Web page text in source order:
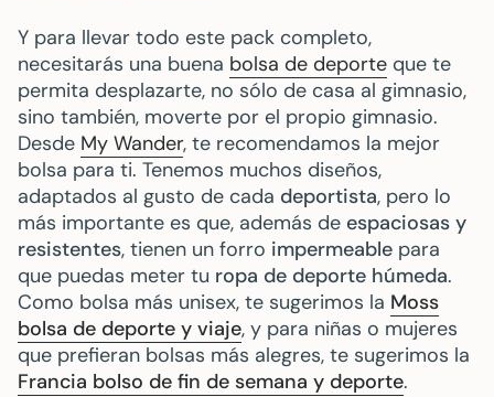
Y para llevar todo este pack completo,
necesitarás una buena bolsa de deporte que te
permita desplazarte, no sólo de casa al gimnasio,
sino también, moverte por el propio gimnasio.
Desde My Wander, te recomendamos la mejor
bolsa para ti. Tenemos muchos diseños,
adaptados al gusto de cada deportista, pero lo
más importante es que, además de espaciosas y
resistentes, tienen un forro impermeable para
que puedas meter tu ropa de deporte húmeda.
Como bolsa más unisex, te sugerimos la Moss
bolsa de deporte y viaje, y para niñas o mujeres
que prefieran bolsas más alegres, te sugerimos la
Francia bolso de fin de semana y deporte.